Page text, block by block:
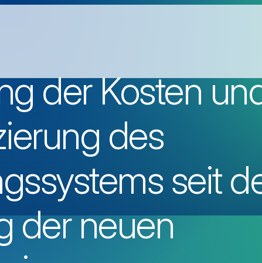
der Kosten
des
seit
der neuen